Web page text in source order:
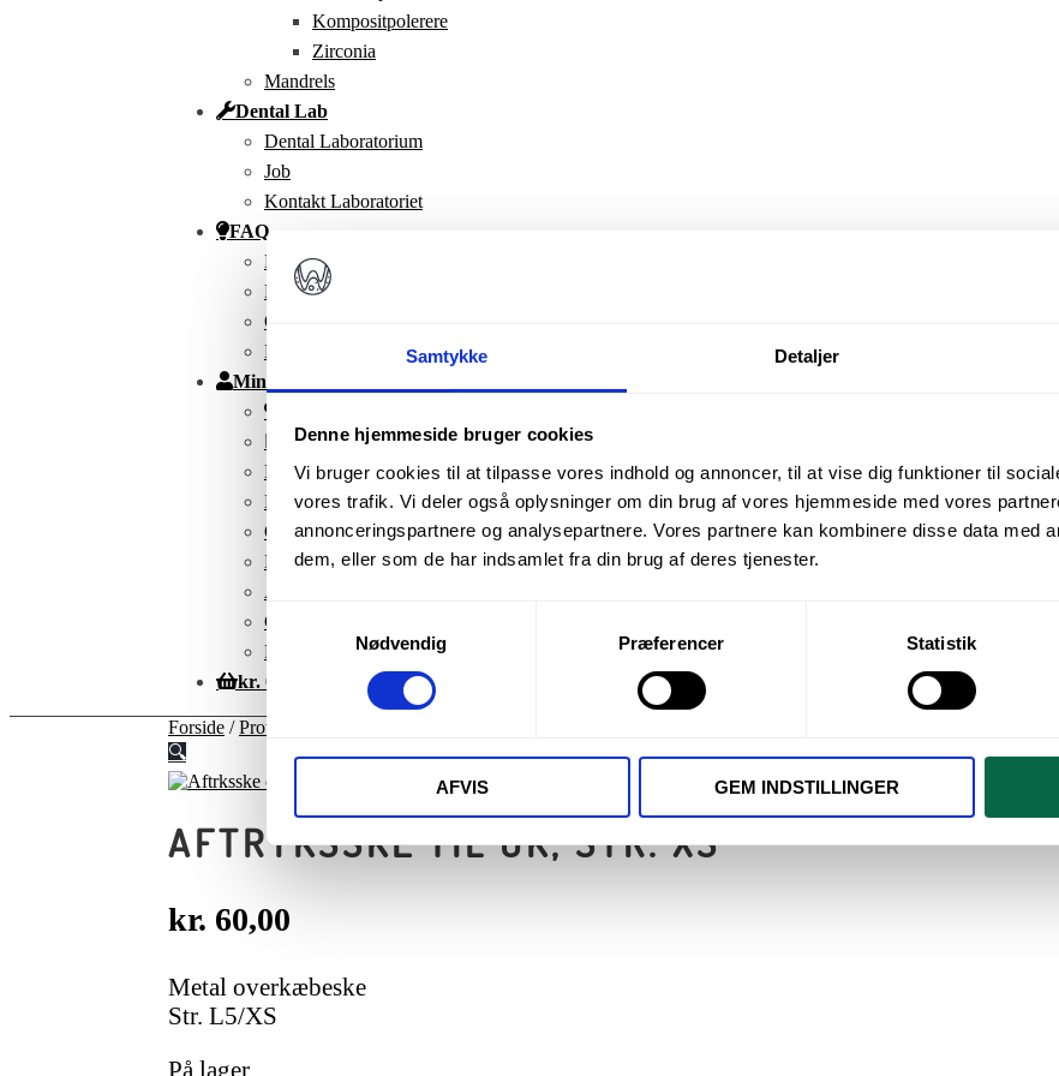
Samtykke Detaljer
Denne hjemmeside bruger cookies
Vi bruger cookies til at tilpasse vores indhold og annoncer, til at vise dig funktioner til
vores trafik. Vi deler også oplysninger om din brug af vores hjemmeside med vores
annonceringspartnere og analysepartnere. Vores partnere kan kombinere disse data med
dem, eller som de har indsamlet fra din brug af deres tjenester.
Samtykkevalg
Nødvendig
Præferencer Statistik
AFVIS GEM INDSTILLINGER
Kompositpolerere
Zirconia
Mandrels
Dental Lab
Dental Laboratorium
Job
Kontakt Laboratoriet
FAQ
Kontakt
FAQ
Om Os
Nyhedsbrev
Min Konto
Mine produkter
Kurv
Kasse
Ordrer
Kontoinformationer
Adresser
Glemt adgangskode
Betingelser
kr. 0,00
Forside /Protetik
🔍
AFTRYKSSKE TIL OK, STR. XS
kr. 60,00
Metal overkæbeske
Str. L5/XS
På lager